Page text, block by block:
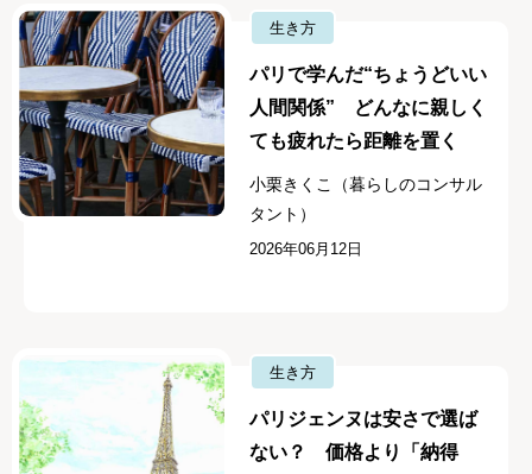
生き方
パリで学んだ“ちょうどいい
人間関係” どんなに親しく
ても疲れたら距離を置く
小栗きくこ（暮らしのコンサル
タント）
2026年06月12日
生き方
パリジェンヌは安さで選ば
ない？ 価格より「納得